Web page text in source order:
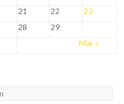
Mar »
21 22
23
28 29